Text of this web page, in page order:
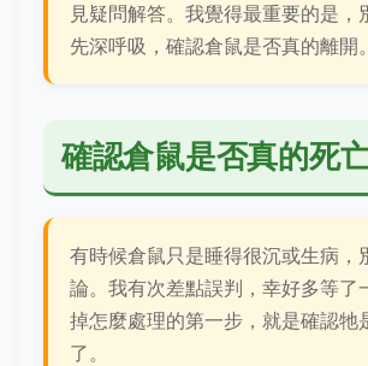
見疑問解答。我覺得最重要的是，
先深呼吸，確認倉鼠是否真的離開。
確認倉鼠是否真的死
有時候倉鼠只是睡得很沉或生病，
論。我有次差點誤判，幸好多等了
掉怎麼處理的第一步，就是確認牠
了。